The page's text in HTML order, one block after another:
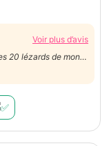
Voir plus d’avis
20 lézards de mon
du lapin!
vivement!